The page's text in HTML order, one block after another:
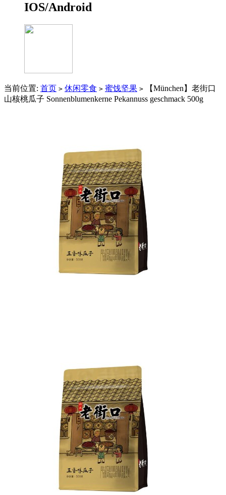
IOS/Android
当前位置: 首页 > 休闲零食 > 蜜饯坚果 > 【München】老街口
山核桃瓜子 Sonnenblumenkerne Pekannuss geschmack 500g